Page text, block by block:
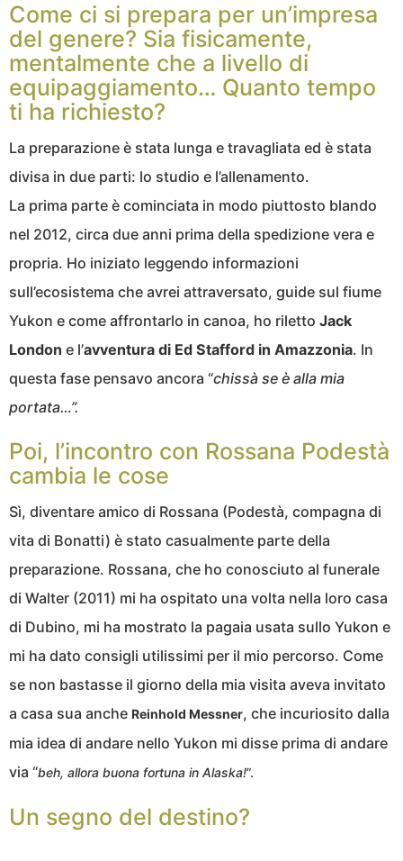
Come ci si prepara per un’impresa
del genere? Sia fisicamente,
mentalmente che a livello di
equipaggiamento… Quanto tempo
ti ha richiesto?
La preparazione è stata lunga e travagliata ed è stata
divisa in due parti: lo studio e l’allenamento.
La prima parte è cominciata in modo piuttosto blando
nel 2012, circa due anni prima della spedizione vera e
propria. Ho iniziato leggendo informazioni
sull’ecosistema che avrei attraversato, guide sul fiume
Yukon e come affrontarlo in canoa, ho riletto Jack
London e l’avventura di Ed Stafford in Amazzonia. In
questa fase pensavo ancora “chissà se è alla mia
portata…”.
Poi, l’incontro con Rossana Podestà
cambia le cose
Sì, diventare amico di Rossana (Podestà, compagna di
vita di Bonatti) è stato casualmente parte della
preparazione. Rossana, che ho conosciuto al funerale
di Walter (2011) mi ha ospitato una volta nella loro casa
di Dubino, mi ha mostrato la pagaia usata sullo Yukon e
mi ha dato consigli utilissimi per il mio percorso. Come
se non bastasse il giorno della mia visita aveva invitato
a casa sua anche Reinhold Messner, che incuriosito dalla
mia idea di andare nello Yukon mi disse prima di andare
via “beh, allora buona fortuna in Alaska!”.
Un segno del destino?